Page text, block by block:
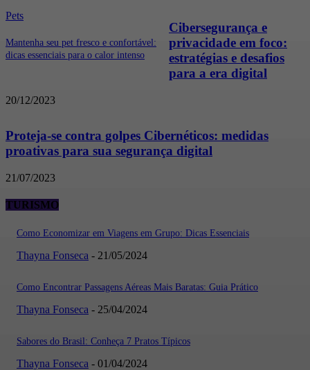
Pets
Mantenha seu pet fresco e confortável:
dicas essenciais para o calor intenso
Cibersegurança e
privacidade em foco:
estratégias e desafios
para a era digital
20/12/2023
Proteja-se contra golpes Cibernéticos: medidas
proativas para sua segurança digital
21/07/2023
TURISMO
Como Economizar em Viagens em Grupo: Dicas Essenciais
Thayna Fonseca - 21/05/2024
Como Encontrar Passagens Aéreas Mais Baratas: Guia Prático
Thayna Fonseca - 25/04/2024
Sabores do Brasil: Conheça 7 Pratos Típicos
Thayna Fonseca - 01/04/2024